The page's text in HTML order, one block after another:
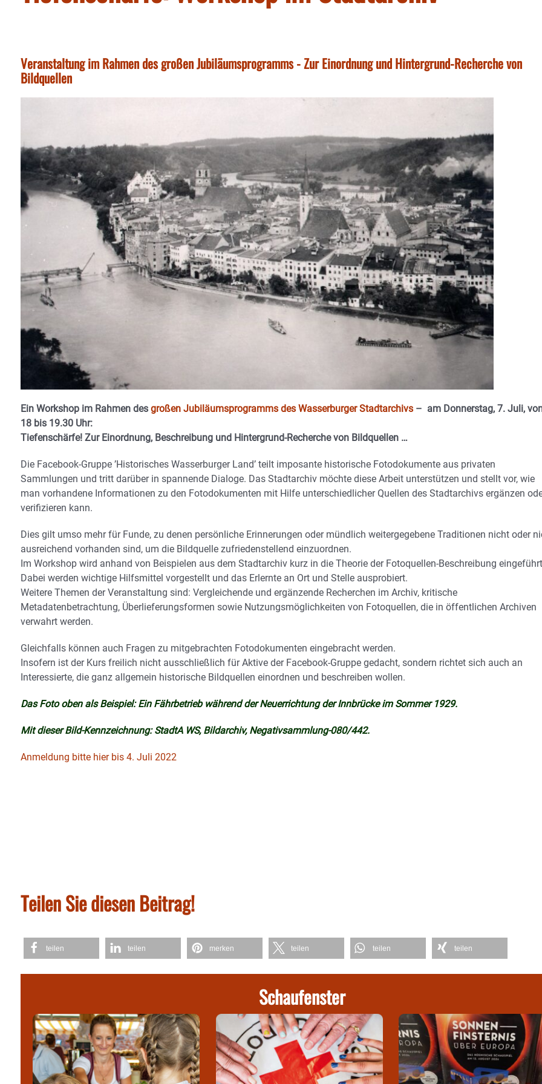
Veranstaltung im Rahmen des großen Jubiläumsprogramms - Zur Einordnung und Hintergrund-Recherche von
Bildquellen
Ein Workshop im Rahmen des großen Jubiläumsprogramms des Wasserburger Stadtarchivs – am Donnerstag, 7. Juli,
18 bis 19.30 Uhr:
Tiefenschärfe! Zur Einordnung, Beschreibung und Hintergrund-Recherche von Bildquellen …
Die Facebook-Gruppe ’Historisches Wasserburger Land’ teilt imposante historische Fotodokumente aus privaten
Sammlungen und tritt darüber in spannende Dialoge. Das Stadtarchiv möchte diese Arbeit unterstützen und stellt vor, wie
man vorhandene Informationen zu den Fotodokumenten mit Hilfe unterschiedlicher Quellen des Stadtarchivs ergänzen
verifizieren kann.
Dies gilt umso mehr für Funde, zu denen persönliche Erinnerungen oder mündlich weitergegebene Traditionen nicht oder
ausreichend vorhanden sind, um die Bildquelle zufriedenstellend einzuordnen.
Im Workshop wird anhand von Beispielen aus dem Stadtarchiv kurz in die Theorie der Fotoquellen-Beschreibung
Dabei werden wichtige Hilfsmittel vorgestellt und das Erlernte an Ort und Stelle ausprobiert.
Weitere Themen der Veranstaltung sind: Vergleichende und ergänzende Recherchen im Archiv, kritische
Metadatenbetrachtung, Überlieferungsformen sowie Nutzungsmöglichkeiten von Fotoquellen, die in öffentlichen Archiven
verwahrt werden.
Gleichfalls können auch Fragen zu mitgebrachten Fotodokumenten eingebracht werden.
Insofern ist der Kurs freilich nicht ausschließlich für Aktive der Facebook-Gruppe gedacht, sondern richtet sich auch an
Interessierte, die ganz allgemein historische Bildquellen einordnen und beschreiben wollen.
Das Foto oben als Beispiel: Ein Fährbetrieb während der Neuerrichtung der Innbrücke im Sommer 1929.
Mit dieser Bild-Kennzeichnung: StadtA WS, Bildarchiv, Negativsammlung-080/442.
Anmeldung bitte hier bis 4. Juli 2022
Teilen Sie diesen Beitrag!
teilen teilen merken teilen teilen teilen
Schaufenster